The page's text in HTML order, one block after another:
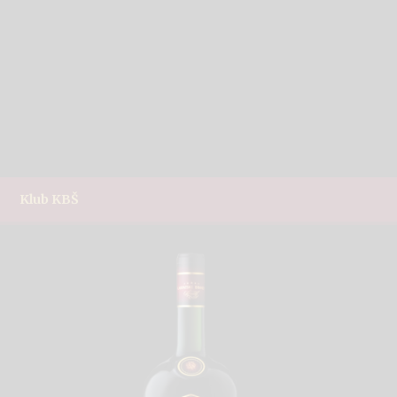
Klub KBŠ